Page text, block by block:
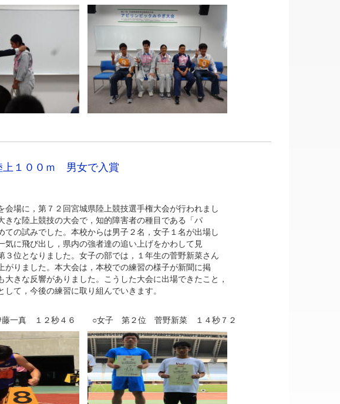
１００ｍ 男女で入賞
場に，第７２回宮城県陸上競技選手権大会が行われまし
な陸上競技の大会で，知的障害者の種目である「パ
の試みでした。本校からは男子２名，女子１名が出場し
に飛び出し，県内の強者達の追い上げをかわして見
位となりました。女子の部では，１年生の菅野新菜さん
りました。本大会は，本校での練習の様子が新聞に掲
きな反響がありました。こうした大会に出場できたこと，
て，今後の練習に取り組んでいきます。
真 １２秒４６ ○女子 第２位 菅野新菜 １４秒７２